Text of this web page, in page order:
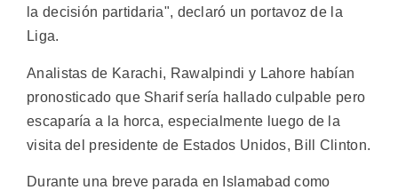
la decisión partidaria", declaró un portavoz de la
Liga.
Analistas de Karachi, Rawalpindi y Lahore habían
pronosticado que Sharif sería hallado culpable pero
escaparía a la horca, especialmente luego de la
visita del presidente de Estados Unidos, Bill Clinton.
Durante una breve parada en Islamabad como